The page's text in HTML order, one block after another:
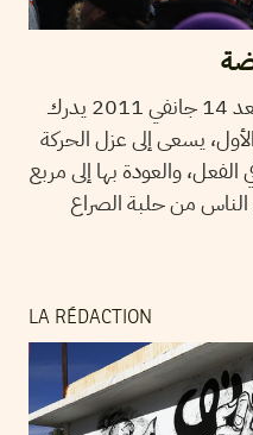
من يتابع الشأن العام في تونس بعد 14 جانفي 2011 يدرك
يسعى إلى عزل الحركة
والعودة بها إلى مربع
من حلبة الصراع
LA RÉDACTION